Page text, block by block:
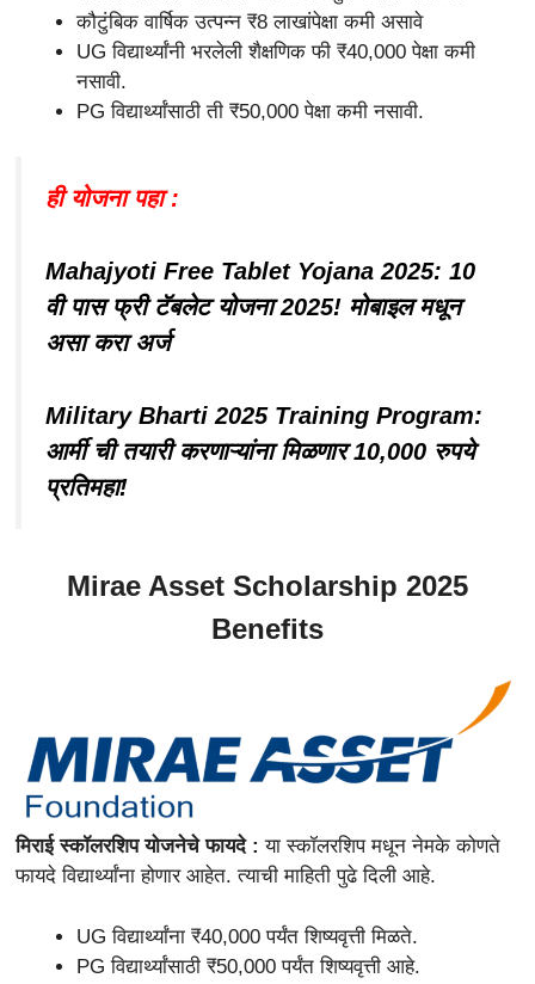
कौटुंबिक वार्षिक उत्पन्न ₹8 लाखांपेक्षा कमी असावे
UG विद्यार्थ्यांनी भरलेली शैक्षणिक फी ₹40,000 पेक्षा कमी
नसावी.
PG विद्यार्थ्यांसाठी ती ₹50,000 पेक्षा कमी नसावी.
ही योजना पहा :
Mahajyoti Free Tablet Yojana 2025: 10
वी पास फ्री टॅबलेट योजना 2025! मोबाइल मधून
असा करा अर्ज
Military Bharti 2025 Training Program:
आर्मी ची तयारी करणाऱ्यांना मिळणार 10,000 रुपये
प्रतिमहा!
Mirae Asset Scholarship 2025
Benefits
मिराई स्कॉलरशिप योजनेचे फायदे :या स्कॉलरशिप मधून नेमके कोणते
फायदे विद्यार्थ्यांना होणार आहेत. त्याची माहिती पुढे दिली आहे.
UG विद्यार्थ्यांना ₹40,000 पर्यंत शिष्यवृत्ती मिळते.
PG विद्यार्थ्यांसाठी ₹50,000 पर्यंत शिष्यवृत्ती आहे.